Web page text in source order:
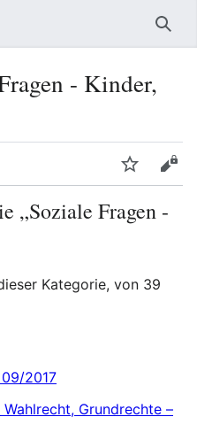
- Kinder,
„Soziale Fragen -
Kategorie, von 39
2017
Grundrechte –